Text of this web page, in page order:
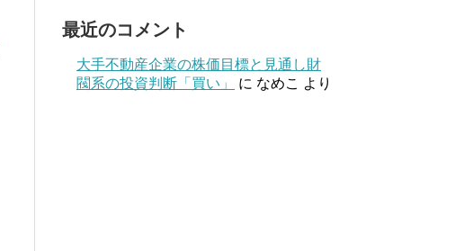
最近のコメント
大手不動産企業の株価目標と見通し財
閥系の投資判断「買い」
に なめこ より